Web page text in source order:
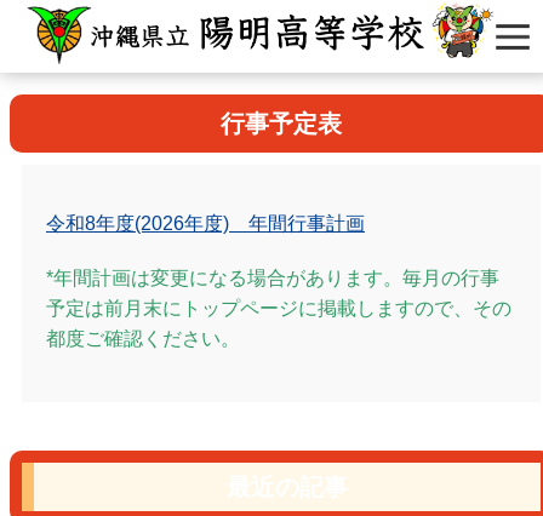
行事予定表
令和8年度(2026年度) 年間行事計画
*年間計画は変更になる場合があります。毎月の行事
予定は前月末にトップページに掲載しますので、その
都度ご確認ください。